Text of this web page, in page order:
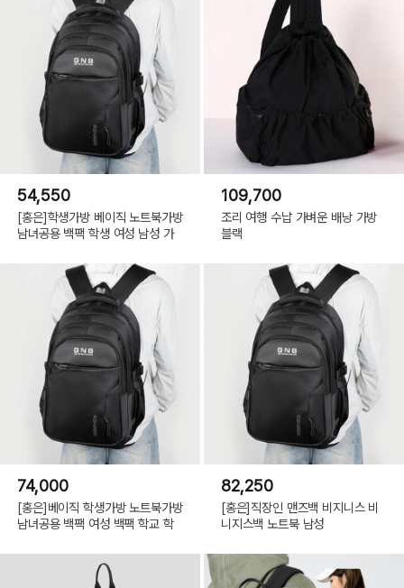
54,550
[홍은]학생가방 베이직 노트북가방
남녀공용 백팩 학생 여성 남성 가
109,700
조리 여행 수납 가벼운 배낭 가방
블랙
74,000
[홍은]베이직 학생가방 노트북가방
남녀공용 백팩 여성 백팩 학교 학
82,250
[홍은]직장인 맨즈백 비지니스 비
니지스백 노트북 남성